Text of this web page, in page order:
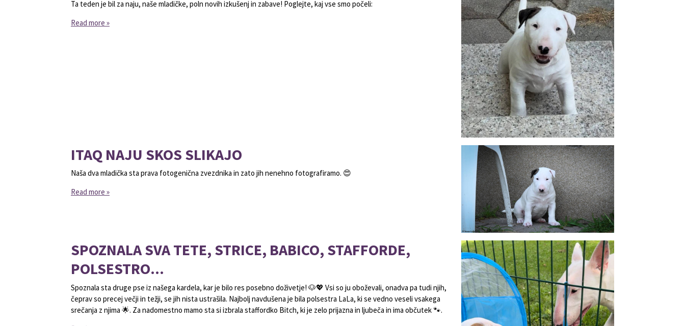
Ta teden je bil za naju, naše mladičke, poln novih izkušenj in zabave! Poglejte, kaj vse smo počeli:
Read more »
ITAQ NAJU SKOS SLIKAJO
Naša dva mladička sta prava fotogenična zvezdnika in zato jih nenehno fotografiramo. 😍
Read more »
SPOZNALA SVA TETE, STRICE, BABICO, STAFFORDE,
POLSESTRO...
Spoznala sta druge pse iz našega kardela, kar je bilo res posebno doživetje! 🐶💖 Vsi so ju oboževali, onadva pa tudi njih,
čeprav so precej večji in težji, se jih nista ustrašila. Najbolj navdušena je bila polsestra LaLa, ki se vedno veseli vsakega
srečanja z njima 🌟. Za nadomestno mamo sta si izbrala staffordko Bitch, ki je zelo prijazna in ljubeča in ima občutek 🐾.